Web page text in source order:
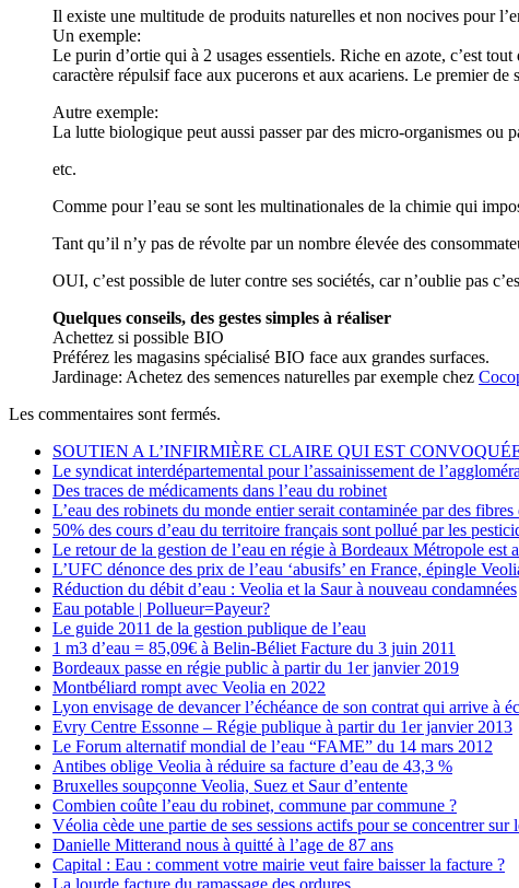
Il existe une multitude de produits naturelles et non nocives pour
Un exemple:
Le purin d’ortie qui à 2 usages essentiels. Riche en azote, c’est
caractère répulsif face aux pucerons et aux acariens. Le premier
Autre exemple:
La lutte biologique peut aussi passer par des micro-organismes
etc.
Comme pour l’eau se sont les multinationales de la chimie qui
Tant qu’il n’y pas de révolte par un nombre élevée des
OUI, c’est possible de luter contre ses sociétés, car n’oublie pas
Quelques conseils, des gestes simples à réaliser
Achettez si possible BIO
Préférez les magasins spécialisé BIO face aux grandes surfaces.
Jardinage: Achetez des semences naturelles par exemple chez
Les commentaires sont fermés.
SOUTIEN A L’INFIRMIÈRE CLAIRE QUI EST
Le syndicat interdépartemental pour l’assainissement de
Des traces de médicaments dans l’eau du robinet
L’eau des robinets du monde entier serait contaminée par des fibres
50% des cours d’eau du territoire français sont pollué par les
Le retour de la gestion de l’eau en régie à Bordeaux Métropole est
L’UFC dénonce des prix de l’eau ‘abusifs’ en France, épingle
Réduction du débit d’eau : Veolia et la Saur à nouveau condamnées
Eau potable | Pollueur=Payeur?
Le guide 2011 de la gestion publique de l’eau
1 m3 d’eau = 85,09€ à Belin-Béliet Facture du 3 juin 2011
Bordeaux passe en régie public à partir du 1er janvier 2019
Montbéliard rompt avec Veolia en 2022
Lyon envisage de devancer l’échéance de son contrat qui arrive à
Evry Centre Essonne – Régie publique à partir du 1er janvier 2013
Le Forum alternatif mondial de l’eau “FAME” du 14 mars 2012
Antibes oblige Veolia à réduire sa facture d’eau de 43,3 %
Bruxelles soupçonne Veolia, Suez et Saur d’entente
Combien coûte l’eau du robinet, commune par commune ?
Véolia cède une partie de ses sessions actifs pour se concentrer sur
Danielle Mitterand nous à quitté à l’age de 87 ans
Capital : Eau : comment votre mairie veut faire baisser la facture ?
La lourde facture du ramassage des ordures